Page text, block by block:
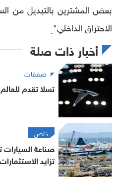
بعض المشترين بالتبديل من
الاحتراق الداخلي".
أخبار ذات صلة
صفقات
تسلا تقدم
خاص
صناعة
تزايد الاستثمارات